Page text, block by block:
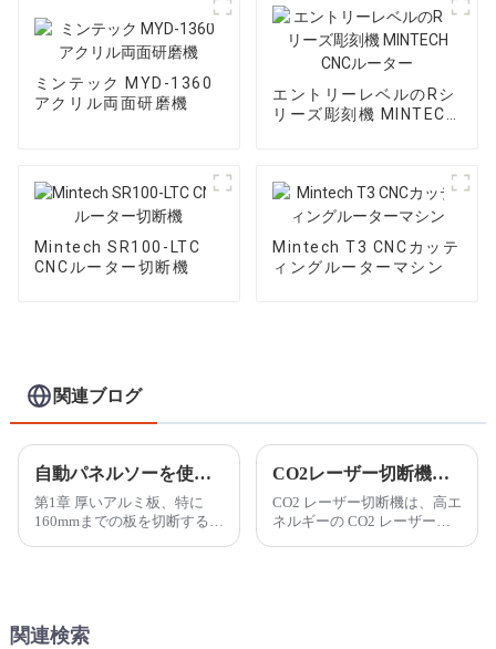
ミンテック MYD-1360
アクリル両面研磨機
エントリーレベルのRシ
リーズ彫刻機 MINTECH
Mintech SR100-LTC
CNCルーター切断機
Mintech T3 CNCカッテ
ィングルーターマシン
関連ブログ
自動パネルソーを使用して厚さ160mmまでのアルミ板を切断する方法
第1章 厚いアルミ板、特に
160mmまでの板を切断するの
CO2レーザー切断機の機能の簡単な紹介
CO2 レーザー切断機は、高エ
ネルギーの CO2 レーザー光
関連検索